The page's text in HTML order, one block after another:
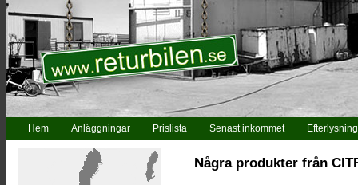
Hem Anläggningar Prislista Senast inkommet Efterlysning
Några produkter från